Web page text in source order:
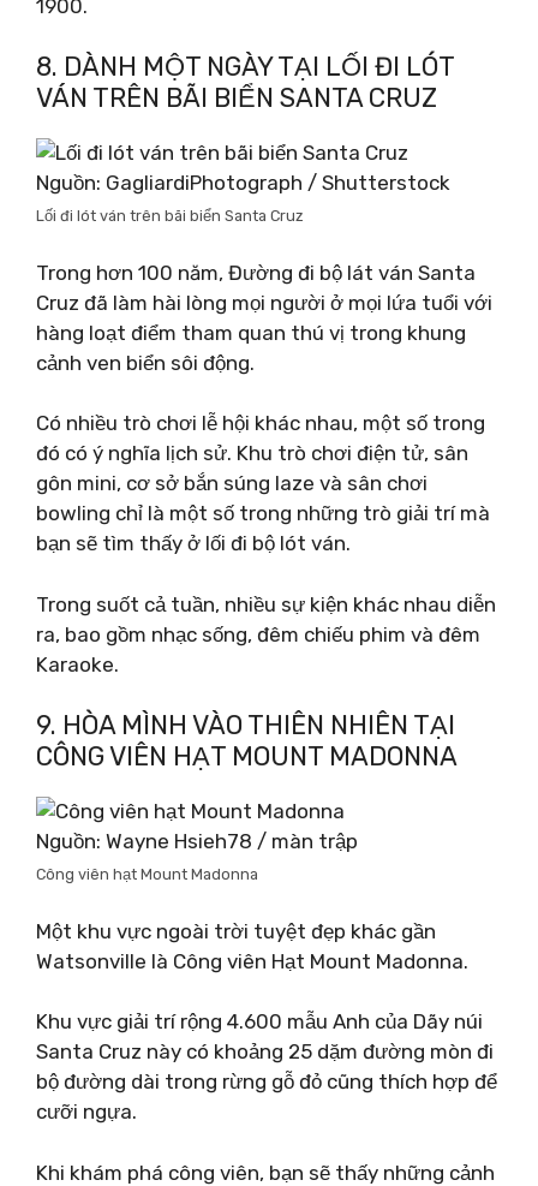
1900.
8. DÀNH MỘT NGÀY TẠI LỐI ĐI LÓT
VÁN TRÊN BÃI BIỂN SANTA CRUZ
Nguồn: GagliardiPhotograph / Shutterstock
Lối đi lót ván trên bãi biển Santa Cruz
Trong hơn 100 năm, Đường đi bộ lát ván Santa
Cruz đã làm hài lòng mọi người ở mọi lứa tuổi với
hàng loạt điểm tham quan thú vị trong khung
cảnh ven biển sôi động.
Có nhiều trò chơi lễ hội khác nhau, một số trong
đó có ý nghĩa lịch sử. Khu trò chơi điện tử, sân
gôn mini, cơ sở bắn súng laze và sân chơi
bowling chỉ là một số trong những trò giải trí mà
bạn sẽ tìm thấy ở lối đi bộ lót ván.
Trong suốt cả tuần, nhiều sự kiện khác nhau diễn
ra, bao gồm nhạc sống, đêm chiếu phim và đêm
Karaoke.
9. HÒA MÌNH VÀO THIÊN NHIÊN TẠI
CÔNG VIÊN HẠT MOUNT MADONNA
Nguồn: Wayne Hsieh78 / màn trập
Công viên hạt Mount Madonna
Một khu vực ngoài trời tuyệt đẹp khác gần
Watsonville là Công viên Hạt Mount Madonna.
Khu vực giải trí rộng 4.600 mẫu Anh của Dãy núi
Santa Cruz này có khoảng 25 dặm đường mòn đi
bộ đường dài trong rừng gỗ đỏ cũng thích hợp để
cưỡi ngựa.
Khi khám phá công viên, bạn sẽ thấy những cảnh